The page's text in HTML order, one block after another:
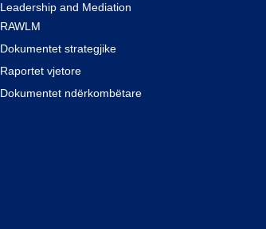
Leadership and Mediation
RAWLM
Dokumentet strategjike
Raportet vjetore
Dokumentet ndërkombëtare